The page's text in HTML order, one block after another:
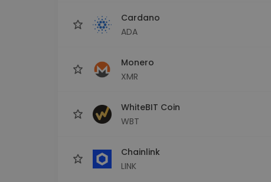
Cardano
ADA
Monero
XMR
WhiteBIT Coin
WBT
Chainlink
LINK